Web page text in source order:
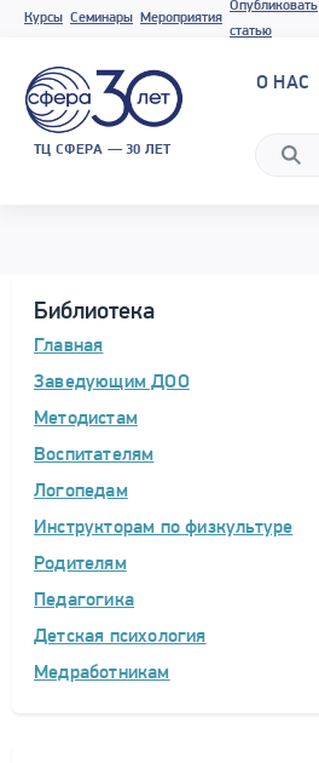
Курсы Семинары Мероприятия
Опубликовать
статью
ТЦ СФЕРА — 30 ЛЕТ
О НАС
Библиотека
Главная
Заведующим ДОО
Методистам
Воспитателям
Логопедам
Инструкторам по физкультуре
Родителям
Педагогика
Детская психология
Медработникам